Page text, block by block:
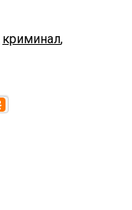
криминал,